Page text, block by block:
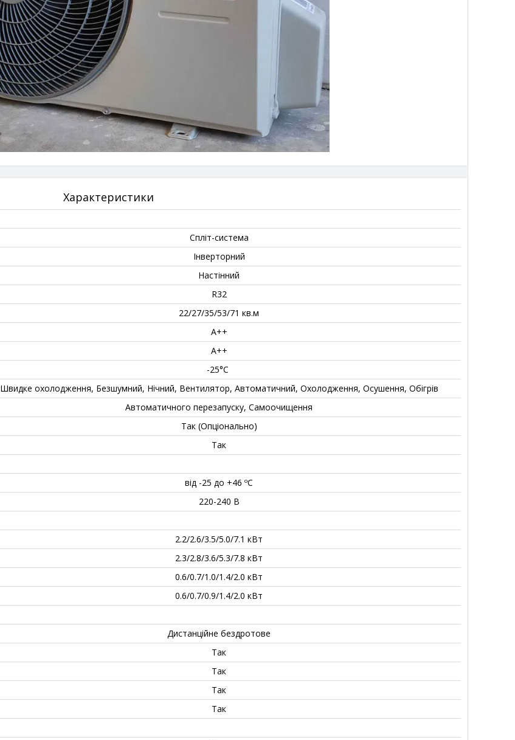
Характеристики
Спліт-система
Інверторний
‎Настінний
‎R32
‎22/27/35/53/71 кв.м
А++
А++
-25°C
‎Швидке охолодження, Безшумний, Нічний, Вентилятор, Автоматичний, Охолодження, Осушення, Обігрів
‎Автоматичного перезапуску, Самоочищення
Так (Опціонально)
‎Так
від -25 до +46 ºС
220-240 В
2.2/2.6/3.5/5.0/7.1 кВт
2.3/2.8/3.6/5.3/7.8 кВт
0.6/0.7/1.0/1.4/2.0 кВт
0.6/0.7/0.9/1.4/2.0 кВт
Дистанційне бездротове
Так
Так
Так
Так